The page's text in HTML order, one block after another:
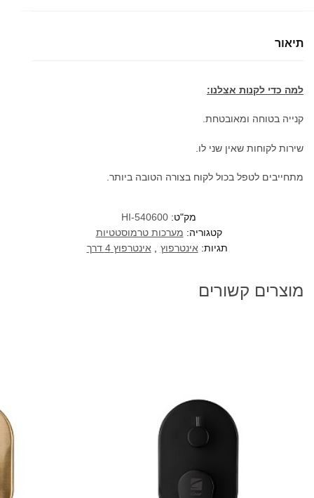
מינימל
תיאור
למה כדי לקנות אצלנו:
קנייה בטוחה ומאובטחת.
שירות לקוחות שאין שני לו.
מתחייבים לטפל בכול לקוח בצורה הטובה ביותר.
מק"ט: HI-540600
קטגוריה: מערכות טרמוסטטיות
תגיות: אינטרפוץ אינטרפוץ 4 דרך
מוצרים קשורים